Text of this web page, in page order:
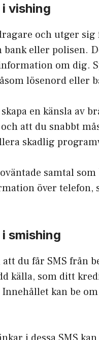
vishing
och utger
eller polisen.
om dig.
lösenord eller
en känsla av
att du snabbt
skadlig
samtal
över telefon,
smishing
du får SMS från
källa, som ditt
kan be